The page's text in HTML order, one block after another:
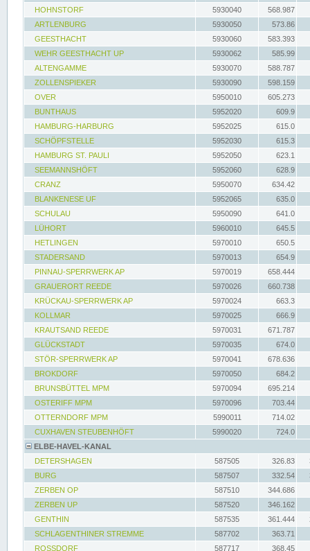
HOHNSTORF
5930040
568.987
ARTLENBURG
5930050
573.86
GEESTHACHT
5930060
583.393
WEHR GEESTHACHT UP
5930062
585.99
ALTENGAMME
5930070
588.787
ZOLLENSPIEKER
5930090
598.159
OVER
5950010
605.273
BUNTHAUS
5952020
609.9
HAMBURG-HARBURG
5952025
615.0
SCHÖPFSTELLE
5952030
615.3
HAMBURG ST. PAULI
5952050
623.1
SEEMANNSHÖFT
5952060
628.9
CRANZ
5950070
634.42
BLANKENESE UF
5952065
635.0
SCHULAU
5950090
641.0
LÜHORT
5960010
645.5
HETLINGEN
5970010
650.5
STADERSAND
5970013
654.9
PINNAU-SPERRWERK AP
5970019
658.444
GRAUERORT REEDE
5970026
660.738
KRÜCKAU-SPERRWERK AP
5970024
663.3
KOLLMAR
5970025
666.9
KRAUTSAND REEDE
5970031
671.787
GLÜCKSTADT
5970035
674.0
STÖR-SPERRWERK AP
5970041
678.636
BROKDORF
5970050
684.2
BRUNSBÜTTEL MPM
5970094
695.214
OSTERIFF MPM
5970096
703.44
OTTERNDORF MPM
5990011
714.02
CUXHAVEN STEUBENHÖFT
5990020
724.0
ELBE-HAVEL-KANAL
DETERSHAGEN
587505 326.83
BURG
587507 332.54
ZERBEN OP
587510
344.686
ZERBEN UP
587520
346.162
GENTHIN
587535 361.444
SCHLAGENTHINER STREMME
587702
363.71
ROSSDORF
587717 368.45